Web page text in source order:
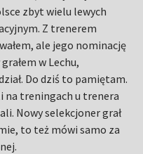
zbyt wielu lewych
Z trenerem
ale jego nominację
w Lechu,
Do dziś to pamiętam.
na treningach u trenera
Nowy selekcjoner grał
to też mówi samo za